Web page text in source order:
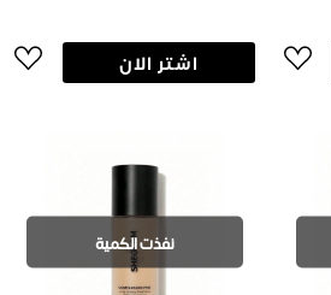
اشتر الان
نفذت الكمية